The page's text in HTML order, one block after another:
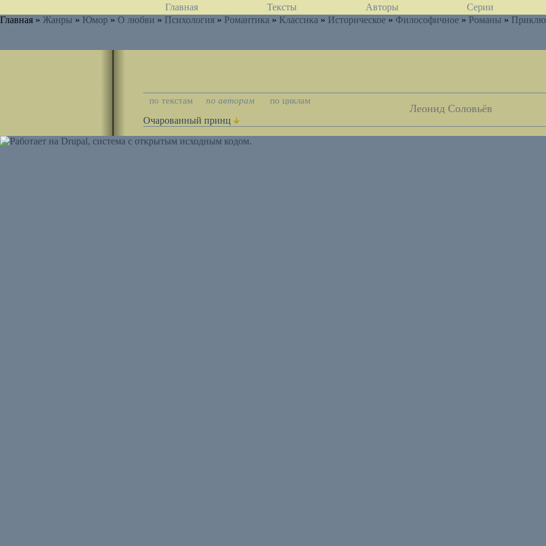
Главная Тексты Авторы Серии
Главная » Жанры » Юмор » О любви » Психология » Романтика » Классика » Историческое » Философичное » Романы »
по текстам по авторам по циклам
Леонид Соловьёв
Очарованный принц